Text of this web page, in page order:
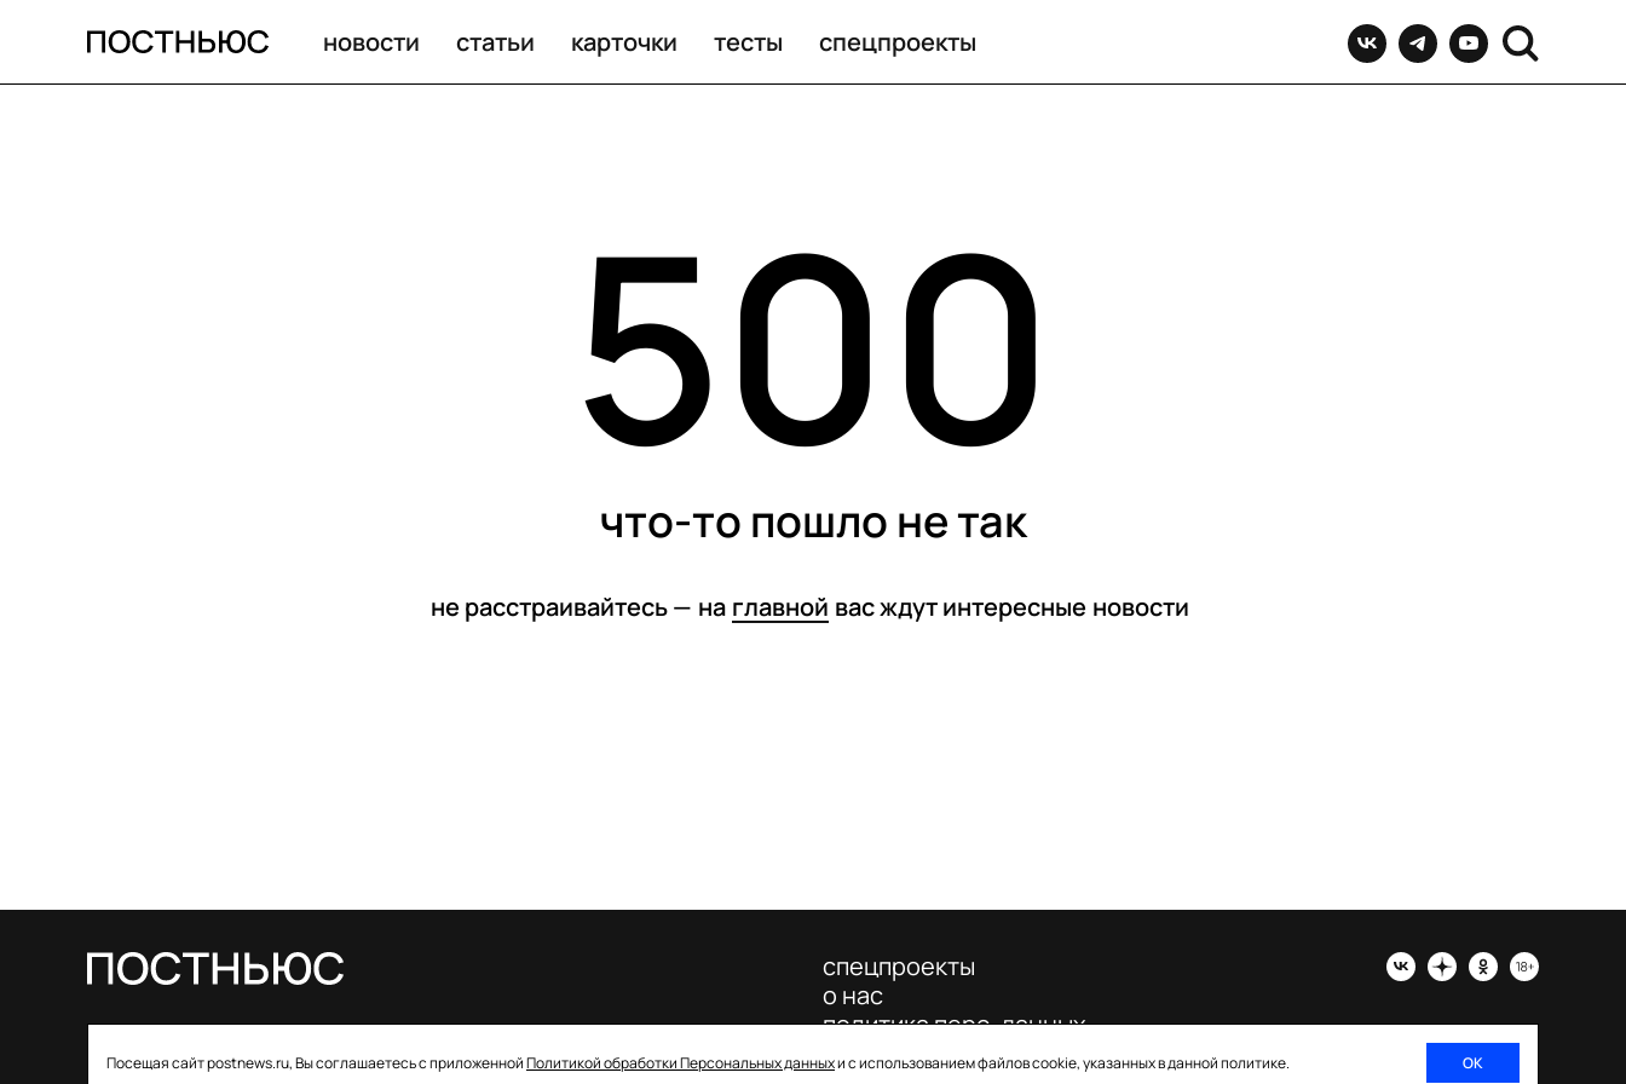
новости статьи карточки тесты спецпроекты
500
что-то пошло не так
не расстраивайтесь — на главной вас ждут интересные новости
Посещая сайт postnews.ru, Вы соглашаетесь с приложеннойПолитикой обработки Персональных данныхи с использованием файлов cookie, указанных в данной политике. ОК
о регистрации СМИ: ЭЛ № ФС 77–85757 от 22 августа
спецпроекты
о нас
политика перс. данных